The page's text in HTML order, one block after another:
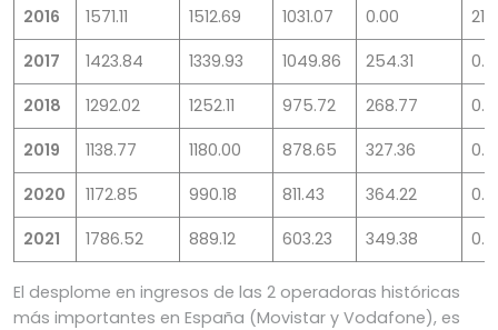
2016
1571.11 1512.69 1031.07 0.00
2017
1423.84 1339.93 1049.86 254.31
2018
1292.02 1252.11 975.72 268.77
2019
1138.77 1180.00 878.65 327.36
2020
1172.85 990.18 811.43 364.22
2021
1786.52 889.12 603.23 349.38
El desplome en ingresos de las 2 operadoras históricas
más importantes en España (Movistar y Vodafone), es